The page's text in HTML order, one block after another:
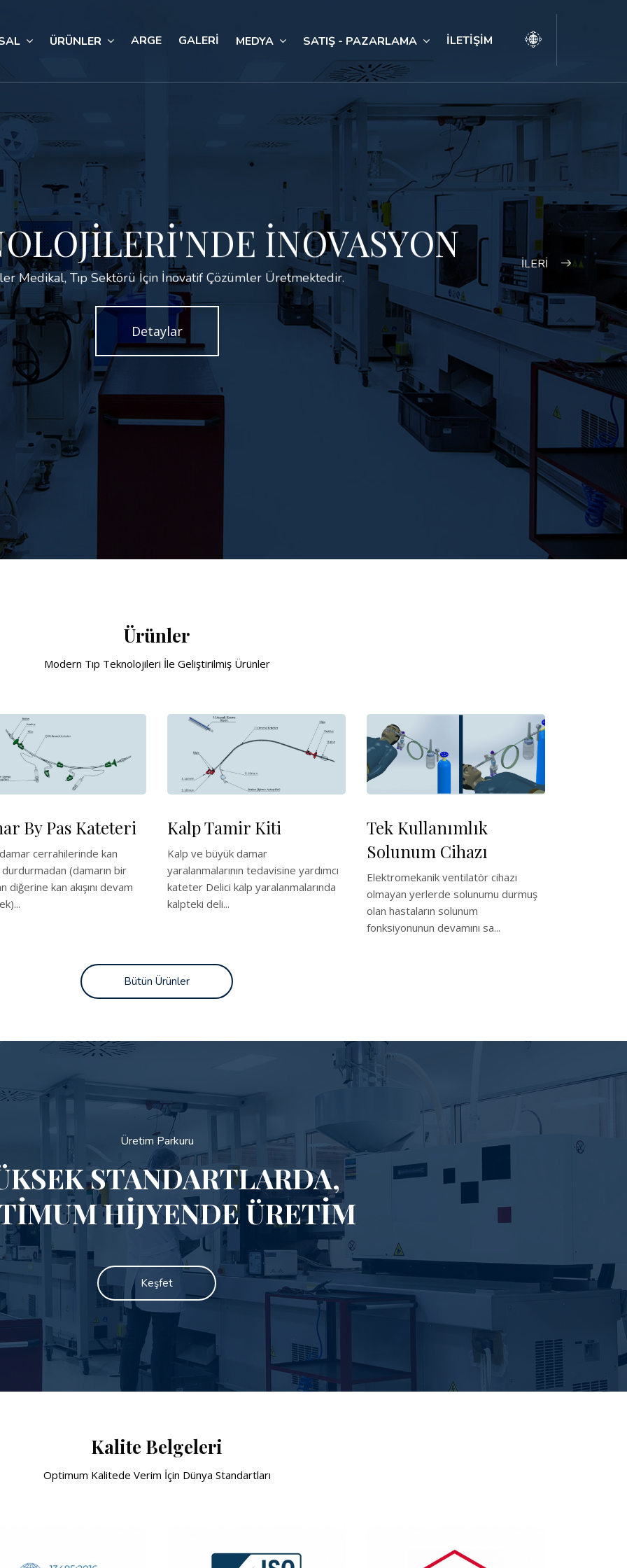
ÜRÜNLER ARGE GALERİ MEDYA SATIŞ - PAZARLAMA İLETİŞİM
İNOVASYON
Medikal, Tıp Sektörü İçin İnovatif Çözümler Üretmektedir.
Detaylar
İLERİ
Ürünler
Modern Tıp Teknolojileri İle Geliştirilmiş Ürünler
By Pas Kateteri
cerrahilerinde kan
durdurmadan (damarın bir
diğerine kan akışını devam
Kalp Tamir Kiti
Kalp ve büyük damar
yaralanmalarının tedavisine yardımcı
kateter Delici kalp yaralanmalarında
kalpteki deli...
Tek Kullanımlık
Solunum Cihazı
Elektromekanik ventilatör cihazı
olmayan yerlerde solunumu durmuş
olan hastaların solunum
fonksiyonunun devamını sa...
Bütün Ürünler
Üretim Parkuru
STANDARTLARDA,
HIJYENDE ÜRETIM
Keşfet
Kalite Belgeleri
Optimum Kalitede Verim İçin Dünya Standartları